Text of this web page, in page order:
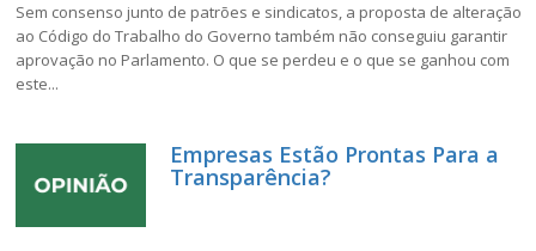
Sem consenso junto de patrões e sindicatos, a proposta de alteração
ao Código do Trabalho do Governo também não conseguiu garantir
aprovação no Parlamento. O que se perdeu e o que se ganhou com
este...
Empresas Estão Prontas Para a
Transparência?